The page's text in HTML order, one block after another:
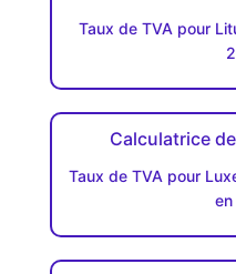
Taux de TVA pour
Calculatrice
Taux de TVA pour